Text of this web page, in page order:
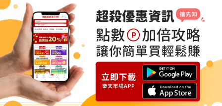
人的疾病長期抗戰，這個時候，如果能有一位『過來人』分享照顧
上的種種，就能減少許多的跌跌撞撞，而阿娥姐就是這樣的『過來
人』。」──陳志金／重症醫師、《ICU重症醫療現場》作者
「新聞上屢次出現的長照悲歌，總是讓人心中充滿無限感慨，我曾
經歷照顧癌末父親的日子，時間並不長都讓我覺得有說不出口的壓
力！長期照顧病人，真的是非常不簡單的事。月娥姐在《不逃跑的
陪伴》中寫下這十幾年來，身為資深照顧者的心路歷程。如何成為
稱職的照顧者？如何面對接二連三的『意料之外』？透過照顧家
人，也在家人身上得到啟發。『無法決定命運，但可以預做準備和